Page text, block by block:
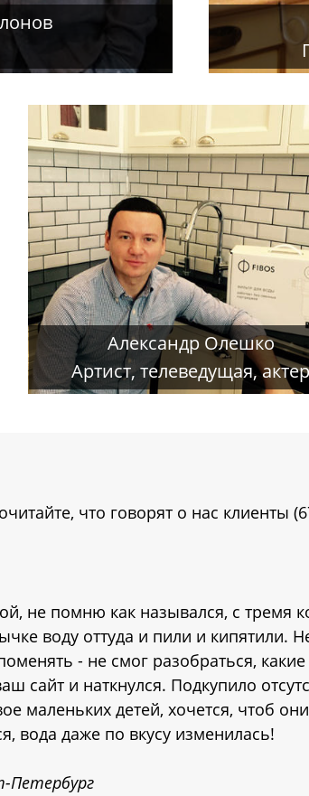
Александр Олешко
Артист, телеведущая, актер
что говорят о нас клиенты
не помню как назывался, с тремя
воду оттуда и пили и кипятили.
- не смог разобраться,
сайт и наткнулся. Подкупило
маленьких детей, хочется, чтоб
вода даже по вкусу изменилась!
Петербург